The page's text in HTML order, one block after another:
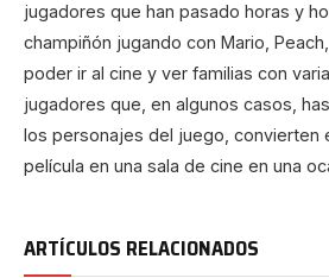
jugadores que han pasado horas y
champiñón jugando con Mario,
poder ir al cine y ver familias con
jugadores que, en algunos casos,
los personajes del juego, convierten
película en una sala de cine en una
ARTÍCULOS RELACIONADOS